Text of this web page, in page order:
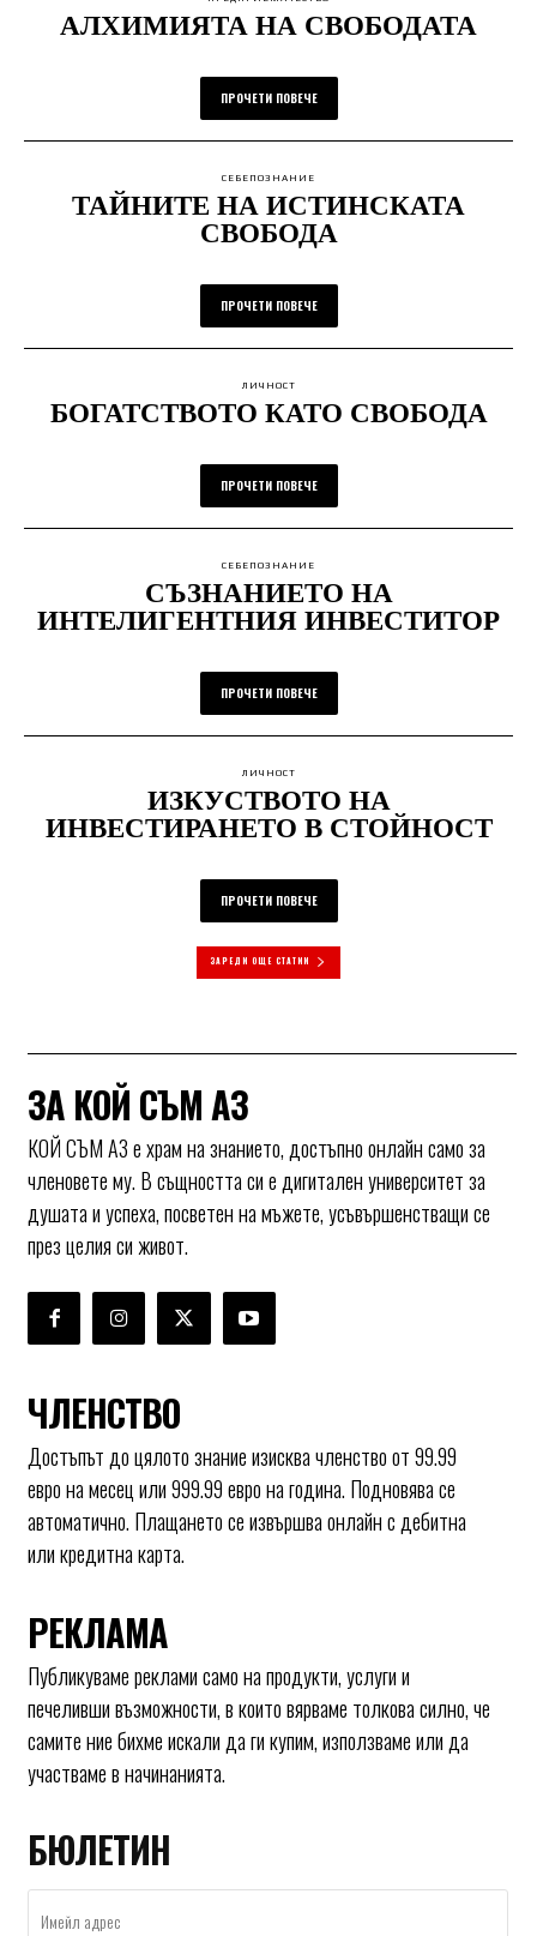
АЛХИМИЯТА НА СВОБОДАТА
ПРОЧЕТИ ПОВЕЧЕ
СЕБЕПОЗНАНИЕ
ТАЙНИТЕ НА ИСТИНСКАТА
СВОБОДА
ПРОЧЕТИ ПОВЕЧЕ
ЛИЧНОСТ
БОГАТСТВОТО КАТО СВОБОДА
ПРОЧЕТИ ПОВЕЧЕ
СЕБЕПОЗНАНИЕ
СЪЗНАНИЕТО НА
ИНТЕЛИГЕНТНИЯ ИНВЕСТИТОР
ПРОЧЕТИ ПОВЕЧЕ
ЛИЧНОСТ
ИЗКУСТВОТО НА
ИНВЕСТИРАНЕТО В СТОЙНОСТ
ПРОЧЕТИ ПОВЕЧЕ
ЗАРЕДИ ОЩЕ СТАТИИ
ЗА КОЙ СЪМ АЗ
КОЙ СЪМ АЗ е храм на знанието, достъпно онлайн само за
членовете му. В същността си е дигитален университет за
душата и успеха, посветен на мъжете, усъвършенстващи се
през целия си живот.
ЧЛЕНСТВО
Достъпът до цялото знание изисква членство от 99.99
евро на месец или 999.99 евро на година. Подновява се
автоматично. Плащането се извършва онлайн с дебитна
или кредитна карта.
РЕКЛАМА
Публикуваме реклами само на продукти, услуги и
печеливши възможности, в които вярваме толкова силно, че
самите ние бихме искали да ги купим, използваме или да
участваме в начинанията.
БЮЛЕТИН